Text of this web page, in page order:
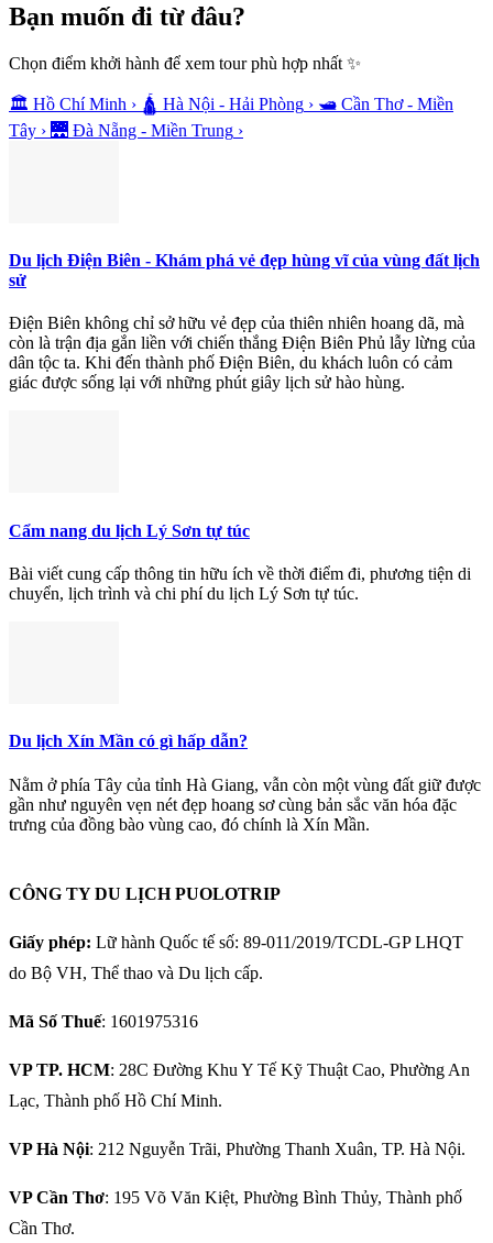
Bạn muốn đi từ đâu?
Chọn điểm khởi hành để xem tour phù hợp nhất ✨
🏛️ Hồ Chí Minh › 🛕 Hà Nội - Hải Phòng › 🛥️ Cần Thơ - Miền
Tây › 🌉 Đà Nẵng - Miền Trung ›
Du lịch Điện Biên - Khám phá vẻ đẹp hùng vĩ của vùng đất lịch
sử
Điện Biên không chỉ sở hữu vẻ đẹp của thiên nhiên hoang dã, mà
còn là trận địa gắn liền với chiến thắng Điện Biên Phủ lẫy lừng của
dân tộc ta. Khi đến thành phố Điện Biên, du khách luôn có cảm
giác được sống lại với những phút giây lịch sử hào hùng.
Cẩm nang du lịch Lý Sơn tự túc
Bài viết cung cấp thông tin hữu ích về thời điểm đi, phương tiện di
chuyển, lịch trình và chi phí du lịch Lý Sơn tự túc.
Du lịch Xín Mần có gì hấp dẫn?
Nằm ở phía Tây của tỉnh Hà Giang, vẫn còn một vùng đất giữ được
gần như nguyên vẹn nét đẹp hoang sơ cùng bản sắc văn hóa đặc
trưng của đồng bào vùng cao, đó chính là Xín Mần.
CÔNG TY DU LỊCH PUOLOTRIP
Giấy phép: Lữ hành Quốc tế số: 89-011/2019/TCDL-GP LHQT
do Bộ VH, Thể thao và Du lịch cấp.
Mã Số Thuế: 1601975316
VP TP. HCM: 28C Đường Khu Y Tế Kỹ Thuật Cao, Phường An
Lạc, Thành phố Hồ Chí Minh.
VP Hà Nội: 212 Nguyễn Trãi, Phường Thanh Xuân, TP. Hà Nội.
VP Cần Thơ: 195 Võ Văn Kiệt, Phường Bình Thủy, Thành phố
Cần Thơ.